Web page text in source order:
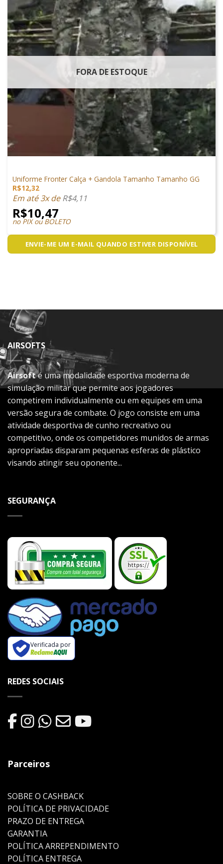
FORA DE ESTOQUE
Uniforme Fronter Calça + Gandola Tamanho Tamanho GG
R$12,32
Em até 3x deR$4,11
R$10,47
no PIX ou BOLETO
ENVIE-ME UM E-MAIL QUANDO ESTIVER DISPONÍVEL
AIRSOFTS
Airsofté uma modalidade esportiva moderna de
simulação militar que permite aos jogadores
competirem individualmente ou em equipes em uma
versão segura de combate. O jogo consiste em uma
atividade desportiva de cunho recreativo ou
competitivo, onde os competidores munidos de armas
apropriadas disparam pequenas esferas de plástico
visando atingir seu oponente...
SEGURANÇA
Verificada por
REDES SOCIAIS
Parceiros
SOBRE O CASHBACK
POLÍTICA DE PRIVACIDADE
PRAZO DE ENTREGA
GARANTIA
POLÍTICA ARREPENDIMENTO
POLÍTICA ENTREGA